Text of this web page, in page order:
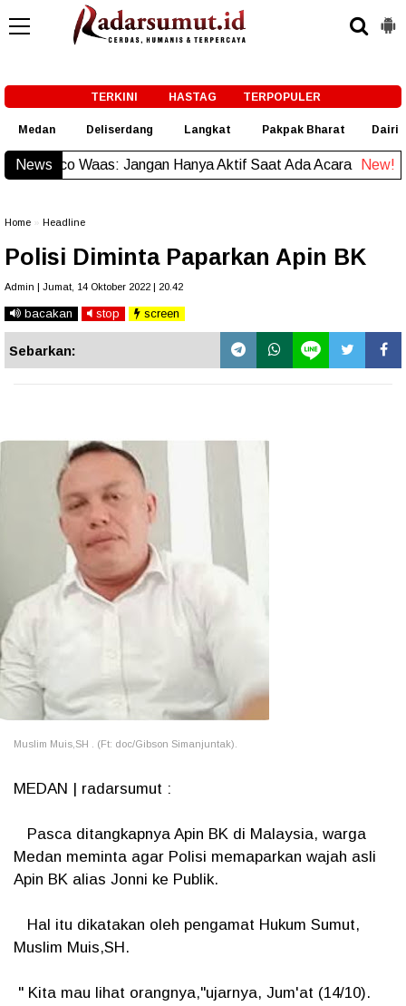
TERKINI HASTAG TERPOPULER
Medan Deliserdang Langkat Pakpak Bharat Dairi
News Raja Sahnan Simatupang Raih Juara 2 di MBW
Home Headline
Polisi Diminta Paparkan Apin BK
Admin | Jumat, 14 Oktober 2022 | 20.42
bacakan stop screen
Sebarkan:
Muslim Muis,SH . (Ft: doc/Gibson Simanjuntak).
MEDAN | radarsumut :
Pasca ditangkapnya Apin BK di Malaysia, warga
Medan meminta agar Polisi memaparkan wajah asli
Apin BK alias Jonni ke Publik.
Hal itu dikatakan oleh pengamat Hukum Sumut,
Muslim Muis,SH.
" Kita mau lihat orangnya,"ujarnya, Jum'at (14/10).